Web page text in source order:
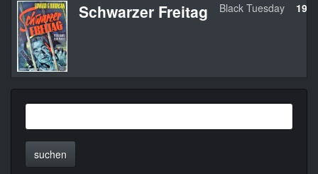
Schwarzer Freitag Black Tuesday 1954
suchen